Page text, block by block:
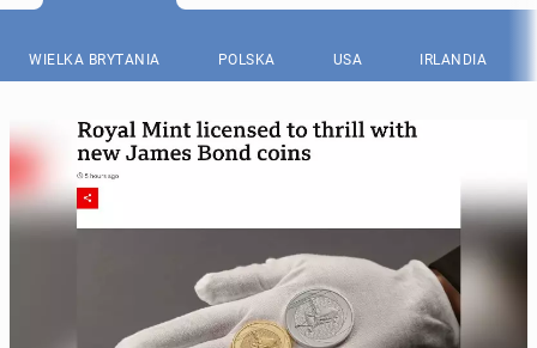
WIELKA BRYTANIA POLSKA USA IRLANDIA